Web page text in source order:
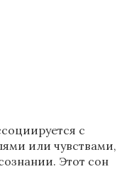
с
или чувствами,
Этот сон